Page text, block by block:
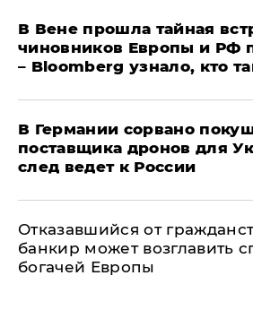
В Вене прошла тайная
чиновников Европы и РФ
– Bloomberg узнало, кто
​В Германии сорвано
поставщика дронов для
след ведет к России
Отказавшийся от
банкир может возглавить
богачей Европы